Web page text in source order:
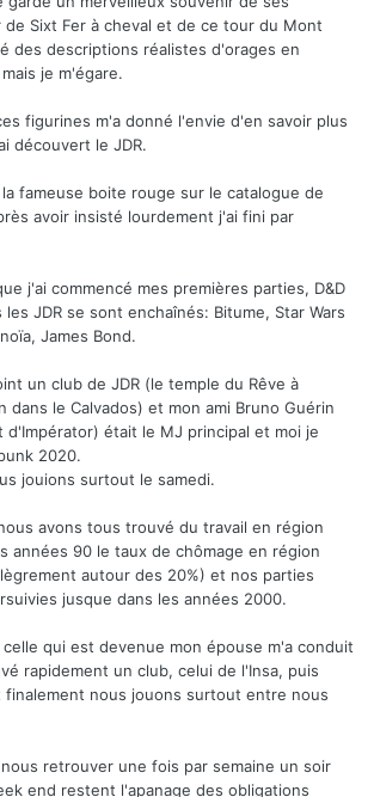
Sixt Fer à cheval et de ce tour du Mont
des descriptions réalistes d'orages en
je m'égare.
figurines m'a donné l'envie d'en savoir plus
découvert le JDR.
fameuse boite rouge sur le catalogue de
avoir insisté lourdement j'ai fini par
j'ai commencé mes premières parties, D&D
les JDR se sont enchaînés: Bitume, Star Wars
James Bond.
un club de JDR (le temple du Rêve à
dans le Calvados) et mon ami Bruno Guérin
d'Impérator) était le MJ principal et moi je
2020.
jouions surtout le samedi.
avons tous trouvé du travail en région
années 90 le taux de chômage en région
autour des 20%) et nos parties
jusque dans les années 2000.
qui est devenue mon épouse m'a conduit
rapidement un club, celui de l'Insa, puis
finalement nous jouons surtout entre nous
retrouver une fois par semaine un soir
end restent l'apanage des obligations